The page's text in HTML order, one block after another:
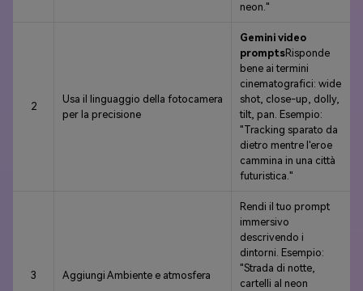
neon."
2
Usa il linguaggio della fotocamera
per la precisione
Gemini video
promptsRisponde
bene ai termini
cinematografici: wide
shot, close-up, dolly,
tilt, pan. Esempio:
"Tracking sparato da
dietro mentre l'eroe
cammina in una città
futuristica."
3 Aggiungi Ambiente e atmosfera
Rendi il tuo prompt
immersivo
descrivendo i
dintorni. Esempio:
"Strada di notte,
cartelli al neon